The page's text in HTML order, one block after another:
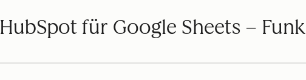
HubSpot für Google Sheets –